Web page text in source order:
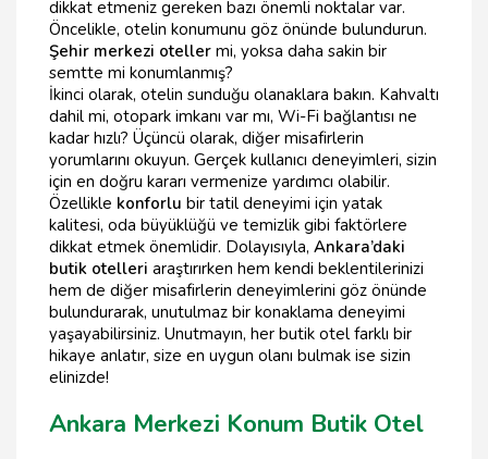
dikkat etmeniz gereken bazı önemli noktalar var.
Öncelikle, otelin konumunu göz önünde bulundurun.
Şehir merkezi oteller mi, yoksa daha sakin bir
semtte mi konumlanmış?
İkinci olarak, otelin sunduğu olanaklara bakın. Kahvaltı
dahil mi, otopark imkanı var mı, Wi-Fi bağlantısı ne
kadar hızlı? Üçüncü olarak, diğer misafirlerin
yorumlarını okuyun. Gerçek kullanıcı deneyimleri, sizin
için en doğru kararı vermenize yardımcı olabilir.
Özellikle konforlu bir tatil deneyimi için yatak
kalitesi, oda büyüklüğü ve temizlik gibi faktörlere
dikkat etmek önemlidir. Dolayısıyla, Ankara’daki
butik otelleri araştırırken hem kendi beklentilerinizi
hem de diğer misafirlerin deneyimlerini göz önünde
bulundurarak, unutulmaz bir konaklama deneyimi
yaşayabilirsiniz. Unutmayın, her butik otel farklı bir
hikaye anlatır, size en uygun olanı bulmak ise sizin
elinizde!
Ankara Merkezi Konum Butik Otel